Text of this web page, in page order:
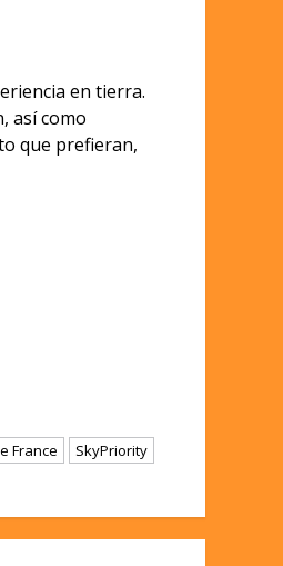
en tierra.
así como
que prefieran,
France
SkyPriority